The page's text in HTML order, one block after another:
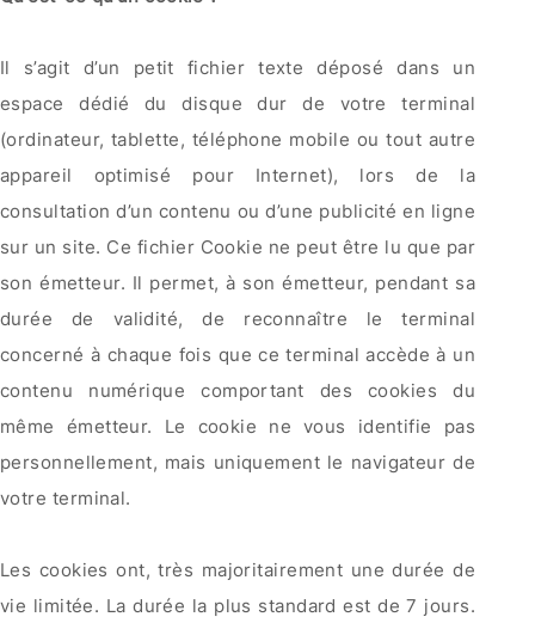
Il s’agit d’un petit fichier texte déposé dans un
espace dédié du disque dur de votre terminal
(ordinateur, tablette, téléphone mobile ou tout autre
appareil optimisé pour Internet), lors de la
consultation d’un contenu ou d’une publicité en ligne
sur un site. Ce fichier Cookie ne peut être lu que par
son émetteur. Il permet, à son émetteur, pendant sa
durée de validité, de reconnaître le terminal
concerné à chaque fois que ce terminal accède à un
contenu numérique comportant des cookies du
même émetteur. Le cookie ne vous identifie pas
personnellement, mais uniquement le navigateur de
votre terminal.
Les cookies ont, très majoritairement une durée de
vie limitée. La durée la plus standard est de 7 jours.